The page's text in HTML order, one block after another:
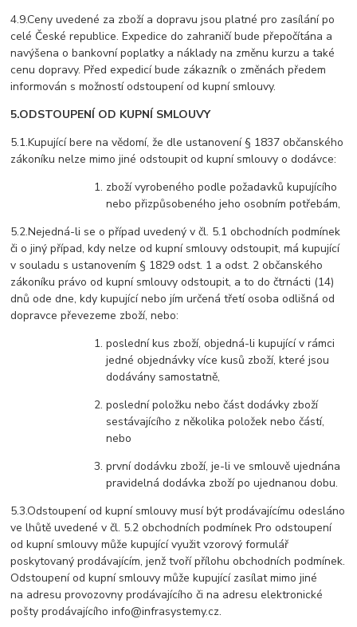
4.9.Ceny uvedené za zboží a dopravu jsou platné pro zasílání po
celé České republice. Expedice do zahraničí bude přepočítána a
navýšena o bankovní poplatky a náklady na změnu kurzu a také
cenu dopravy. Před expedicí bude zákazník o změnách předem
informován s možností odstoupení od kupní smlouvy.
5.ODSTOUPENÍ OD KUPNÍ SMLOUVY
5.1.Kupující bere na vědomí, že dle ustanovení § 1837 občanského
zákoníku nelze mimo jiné odstoupit od kupní smlouvy o dodávce:
zboží vyrobeného podle požadavků kupujícího
nebo přizpůsobeného jeho osobním potřebám,
5.2.Nejedná-li se o případ uvedený v čl. 5.1 obchodních podmínek
či o jiný případ, kdy nelze od kupní smlouvy odstoupit, má kupující
v souladu s ustanovením § 1829 odst. 1 a odst. 2 občanského
zákoníku právo od kupní smlouvy odstoupit, a to do čtrnácti (14)
dnů ode dne, kdy kupující nebo jím určená třetí osoba odlišná od
dopravce převezeme zboží, nebo:
poslední kus zboží, objedná-li kupující v rámci
jedné objednávky více kusů zboží, které jsou
dodávány samostatně,
poslední položku nebo část dodávky zboží
sestávajícího z několika položek nebo částí,
nebo
první dodávku zboží, je-li ve smlouvě ujednána
pravidelná dodávka zboží po ujednanou dobu.
5.3.Odstoupení od kupní smlouvy musí být prodávajícímu odesláno
ve lhůtě uvedené v čl. 5.2 obchodních podmínek Pro odstoupení
od kupní smlouvy může kupující využit vzorový formulář
poskytovaný prodávajícím, jenž tvoří přílohu obchodních podmínek.
Odstoupení od kupní smlouvy může kupující zasílat mimo jiné
na adresu provozovny prodávajícího či na adresu elektronické
pošty prodávajícího info@infrasystemy.cz.